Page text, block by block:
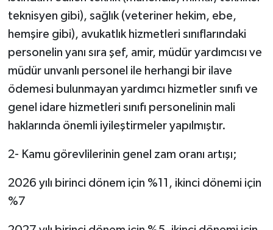
teknisyen gibi), sağlık (veteriner hekim, ebe,
hemşire gibi), avukatlık hizmetleri sınıflarındaki
personelin yanı sıra şef, amir, müdür yardımcısı ve
müdür unvanlı personel ile herhangi bir ilave
ödemesi bulunmayan yardımcı hizmetler sınıfı ve
genel idare hizmetleri sınıfı personelinin mali
haklarında önemli iyileştirmeler yapılmıştır.
2- Kamu görevlilerinin genel zam oranı artışı;
2026 yılı birinci dönem için %11, ikinci dönemi için
%7